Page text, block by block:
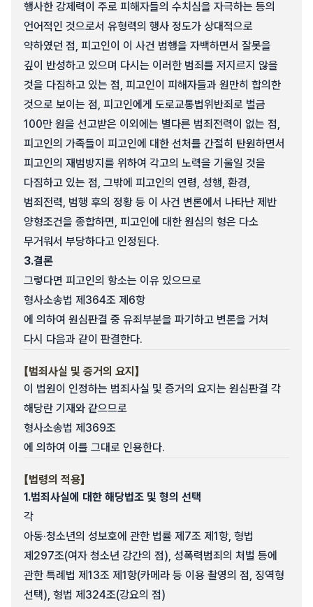
행사한 강제력이 주로 피해자들의 수치심을 자극하는 등의
언어적인 것으로서 유형력의 행사 정도가 상대적으로
약하였던 점, 피고인이 이 사건 범행을 자백하면서 잘못을
깊이 반성하고 있으며 다시는 이러한 범죄를 저지르지 않을
것을 다짐하고 있는 점, 피고인이 피해자들과 원만히 합의한
것으로 보이는 점, 피고인에게 도로교통법위반죄로 벌금
100만 원을 선고받은 이외에는 별다른 범죄전력이 없는 점,
피고인의 가족들이 피고인에 대한 선처를 간절히 탄원하면서
피고인의 재범방지를 위하여 각고의 노력을 기울일 것을
다짐하고 있는 점, 그밖에 피고인의 연령, 성행, 환경,
범죄전력, 범행 후의 정황 등 이 사건 변론에서 나타난 제반
양형조건을 종합하면, 피고인에 대한 원심의 형은 다소
무거워서 부당하다고 인정된다.
3.결론
그렇다면 피고인의 항소는 이유 있으므로
형사소송법 제364조 제6항
에 의하여 원심판결 중 유죄부분을 파기하고 변론을 거쳐
다시 다음과 같이 판결한다.
【범죄사실 및 증거의 요지】
이 법원이 인정하는 범죄사실 및 증거의 요지는 원심판결 각
해당란 기재와 같으므로
형사소송법 제369조
에 의하여 이를 그대로 인용한다.
【법령의 적용】
1.범죄사실에 대한 해당법조 및 형의 선택
각
아동·청소년의 성보호에 관한 법률 제7조 제1항, 형법
제297조(여자 청소년 강간의 점), 성폭력범죄의 처벌 등에
관한 특례법 제13조 제1항(카메라 등 이용 촬영의 점, 징역형
선택), 형법 제324조(강요의 점)